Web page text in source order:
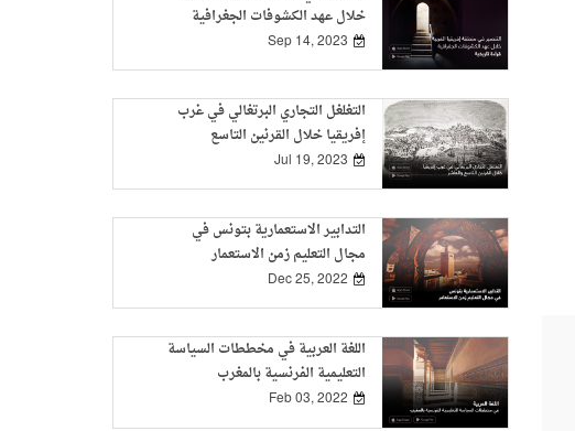
خلال عهد الكشوفات الجغرافية
قراءة تاريخية
Sep 14, 2023
التغلغل التجاري البرتغالي في غرب
إفريقيا خلال القرنين التاسع
والعاشر
Jul 19, 2023
التدابير الاستعمارية بتونس في
مجال التعليم زمن الاستعمار
Dec 25, 2022
اللغة العربية في مخططات السياسة
التعليمية الفرنسية بالمغرب
Feb 03, 2022